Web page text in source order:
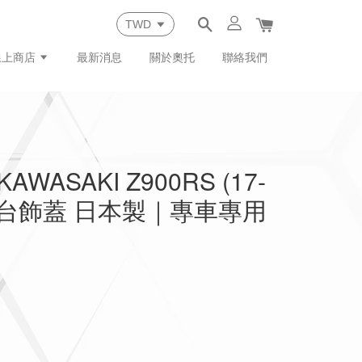
商店 最新消息 關於奧托 聯絡我們
Z900RS (17-
飾蓋 日本製｜專車專用